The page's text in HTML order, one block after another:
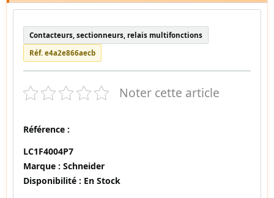
Contacteurs, sectionneurs, relais multifonctions
Réf. e4a2e866aecb
Noter cette article
Référence :
LC1F4004P7
Marque : Schneider
Disponibilité : En Stock